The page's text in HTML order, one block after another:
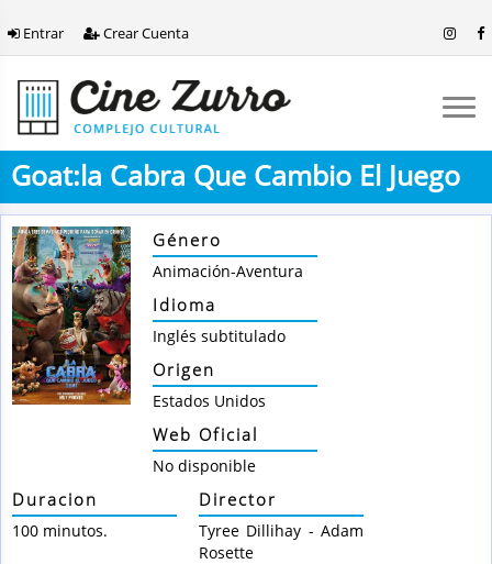
Entrar Crear Cuenta
Goat:la Cabra Que Cambio El Juego
Género
Animación-Aventura
Idioma
Inglés subtitulado
Origen
Estados Unidos
Web Oficial
No disponible
Duracion
100 minutos.
Director
Tyree Dillihay - Adam
Rosette